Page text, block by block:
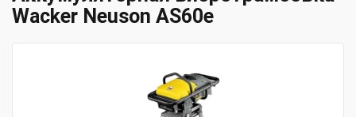
Wacker Neuson AS60e